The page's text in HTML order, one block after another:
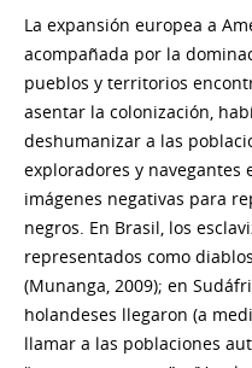
La expansión europea a
acompañada por la
pueblos y territorios
asentar la colonización,
deshumanizar a las
exploradores y navegantes
imágenes negativas para
negros. En Brasil, los
representados como
(Munanga, 2009); en
holandeses llegaron (a
llamar a las poblaciones